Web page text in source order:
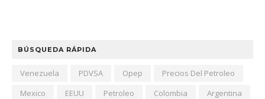
BÚSQUEDA RÁPIDA
Venezuela PDVSA Opep
Precios Del Petroleo
Mexico
EEUU Petroleo Colombia
Argentina